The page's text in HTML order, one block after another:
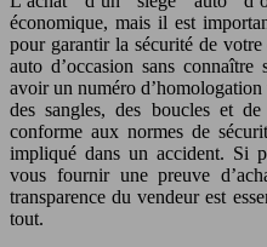
économique, mais il est
pour garantir la sécurité de
auto d’occasion sans
avoir un numéro
des sangles, des boucles et
conforme aux normes de
impliqué dans un accident. Si
vous fournir une preuve
transparence du vendeur est
tout.